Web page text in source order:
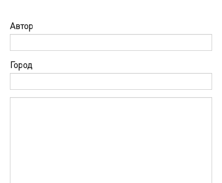
Автор
Город